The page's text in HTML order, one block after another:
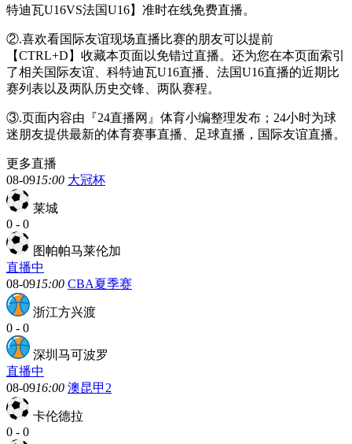
特迪瓦U16VS法国U16】准时在线免费直播。
②.喜欢看国际友谊现场直播比赛的朋友可以提前
【CTRL+D】收藏本页面以免错过直播。还为您在本页面索引
了相关国际友谊、科特迪瓦U16直播、法国U16直播的近期比
赛列表以及两队历史交锋、两队赛程。
③.页面内容由『24直播网』体育小编整理发布；24小时为球
迷朋友提供最新的体育赛事直播、足球直播，国际友谊直播。
更多直播
08-0915:00 大冠杯
莱城
0 - 0
图帕帕马莱伦加
直播中
08-0915:00 CBA夏季赛
浙江方兴渡
0 - 0
深圳马可波罗
直播中
08-0916:00 澳昆甲2
卡伦德拉
0 - 0